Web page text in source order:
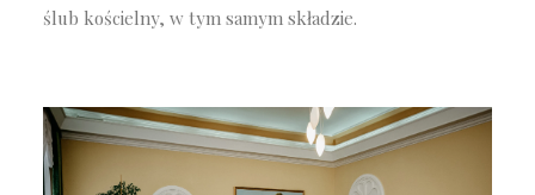
ślub kościelny, w tym samym składzie.